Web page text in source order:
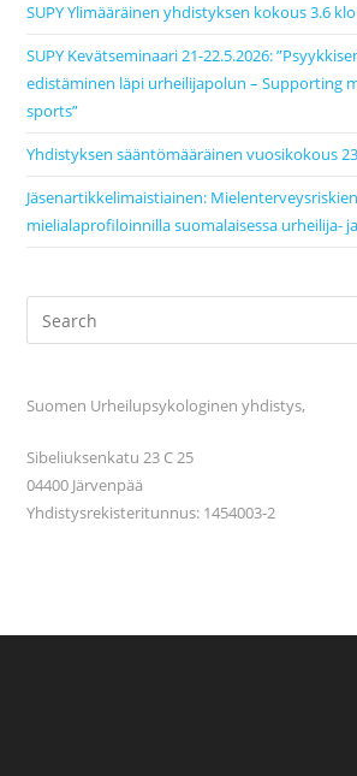
SUPY Ylimääräinen yhdistyksen kokous 3.6
SUPY Kevätseminaari 21-22.5.2026:
edistäminen läpi urheilijapolun – Supporting
sports”
Yhdistyksen sääntömääräinen vuosikokous
Jäsenartikkelimaistiainen:
mielialaprofiloinnilla suomalaisessa urheilija-
Suomen Urheilupsykologinen yhdistys,
Sibeliuksenkatu 23 C 25
04400 Järvenpää
Yhdistysrekisteritunnus: 1454003-2